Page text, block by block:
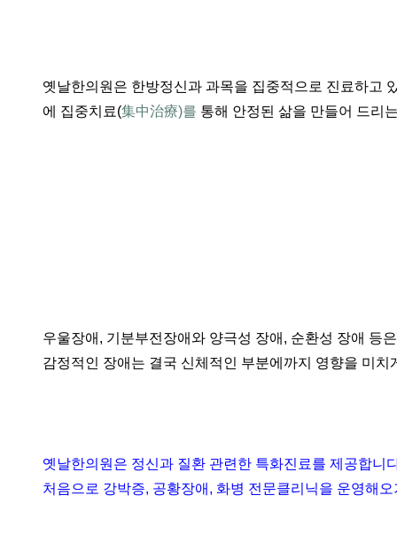
옛날한의원은 한방정신과 과목을 집중적으로 진료하고
에 집중치료(集中治療)를 통해 안정된 삶을 만들어 드리
우울장애, 기분부전장애와 양극성 장애, 순환성 장애 등
감정적인 장애는 결국 신체적인 부분에까지 영향을 미치
옛날한의원은 정신과 질환 관련한 특화진료를 제공합니
처음으로 강박증, 공황장애, 화병 전문클리닉을 운영해